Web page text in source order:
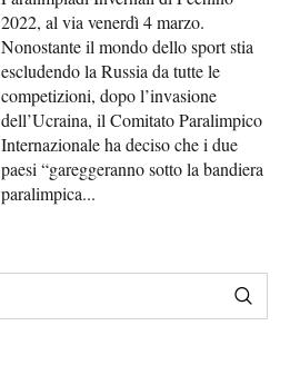
2022, al via venerdì 4 marzo.
Nonostante il mondo dello sport stia
escludendo la Russia da tutte le
competizioni, dopo l’invasione
dell’Ucraina, il Comitato Paralimpico
Internazionale ha deciso che i due
paesi “gareggeranno sotto la bandiera
paralimpica...